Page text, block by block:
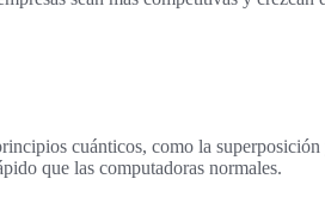
cuánticos, como la superposición
que las computadoras normales.